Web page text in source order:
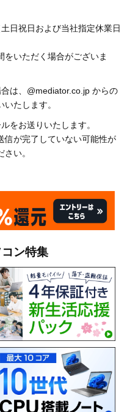
日祝日および当社指定休業日
をいただく場合がございま
は、@mediator.co.jp からの
たします。
をお送りいたします。
信が完了していない可能性が
い。
ン特集